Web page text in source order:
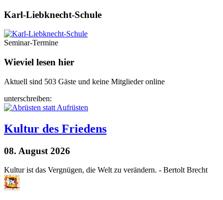
Karl-Liebknecht-­Schule
Seminar-Termine
Wieviel lesen hier
Aktuell sind 503 Gäste und keine Mitglieder online
unterschreiben:
Kultur des Friedens
08. August 2026
Kultur ist das Vergnügen, die Welt zu verändern. - Bertolt Brecht